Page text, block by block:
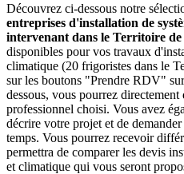
Découvrez ci-dessous notre
entreprises d'installation de
intervenant dans le Territoire
disponibles pour vos travaux
climatique (20 frigoristes dans le
sur les boutons "Prendre RDV"
dessous, vous pourrez
professionnel choisi. Vous avez
décrire votre projet et de
temps. Vous pourrez recevoir
permettra de comparer les devis
et climatique qui vous seront